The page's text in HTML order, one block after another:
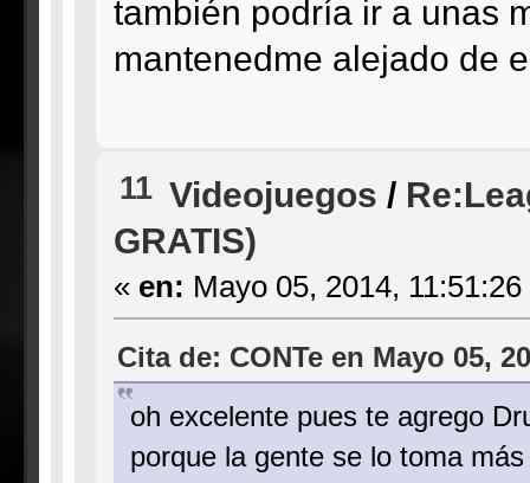
también podría ir a unas
mantenedme alejado de
11 Videojuegos /
GRATIS)
« en: Mayo 05, 2014,
Cita de: CONTe en Mayo 05,
oh excelente pues te agrego
porque la gente se lo toma